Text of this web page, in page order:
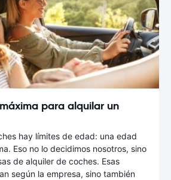
para alquilar un
hay límites de edad: una edad
Eso no lo decidimos nosotros, sino
de alquiler de coches. Esas
según la empresa, sino también